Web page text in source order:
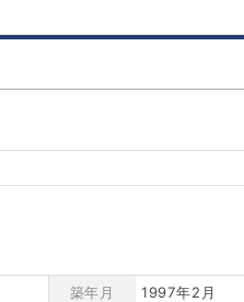
築年月 1997年2月